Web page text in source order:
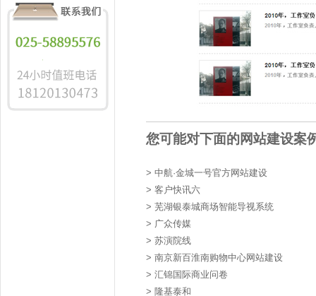
您可能对下面的网站建设案
> 中航·金城一号官方网站建设
> 客户快讯六
> 芜湖银泰城商场智能导视系统
> 广众传媒
> 苏演院线
> 南京新百淮南购物中心网站建设
> 汇锦国际商业问卷
> 隆基泰和